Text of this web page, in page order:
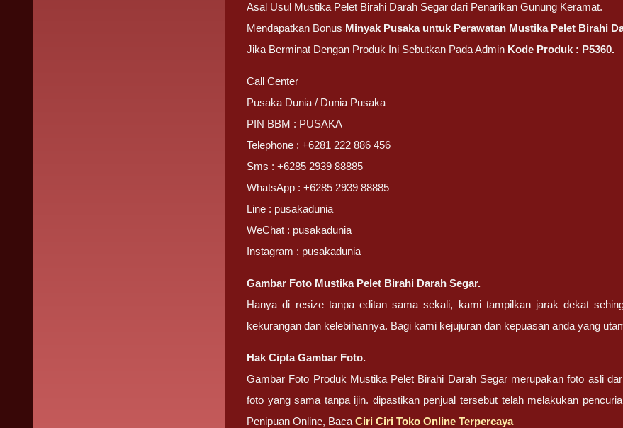
Asal Usul Mustika Pelet Birahi Darah Segar dari Penarikan Gunung Keramat.
Mendapatkan Bonus Minyak Pusaka untuk Perawatan Mustika Pelet Birahi
Jika Berminat Dengan Produk Ini Sebutkan Pada Admin Kode Produk : P5360.
Call Center
Pusaka Dunia / Dunia Pusaka
PIN BBM : PUSAKA
Telephone : +6281 222 886 456
Sms : +6285 2939 88885
WhatsApp : +6285 2939 88885
Line : pusakadunia
WeChat : pusakadunia
Instagram : pusakadunia
Gambar Foto Mustika Pelet Birahi Darah Segar.
Hanya di resize tanpa editan sama sekali, kami tampilkan jarak dekat
kekurangan dan kelebihannya. Bagi kami kejujuran dan kepuasan anda yang
Hak Cipta Gambar Foto.
Gambar Foto Produk Mustika Pelet Birahi Darah Segar merupakan foto asli
foto yang sama tanpa ijin. dipastikan penjual tersebut telah melakukan
Penipuan Online, BacaCiri Ciri Toko Online Terpercaya